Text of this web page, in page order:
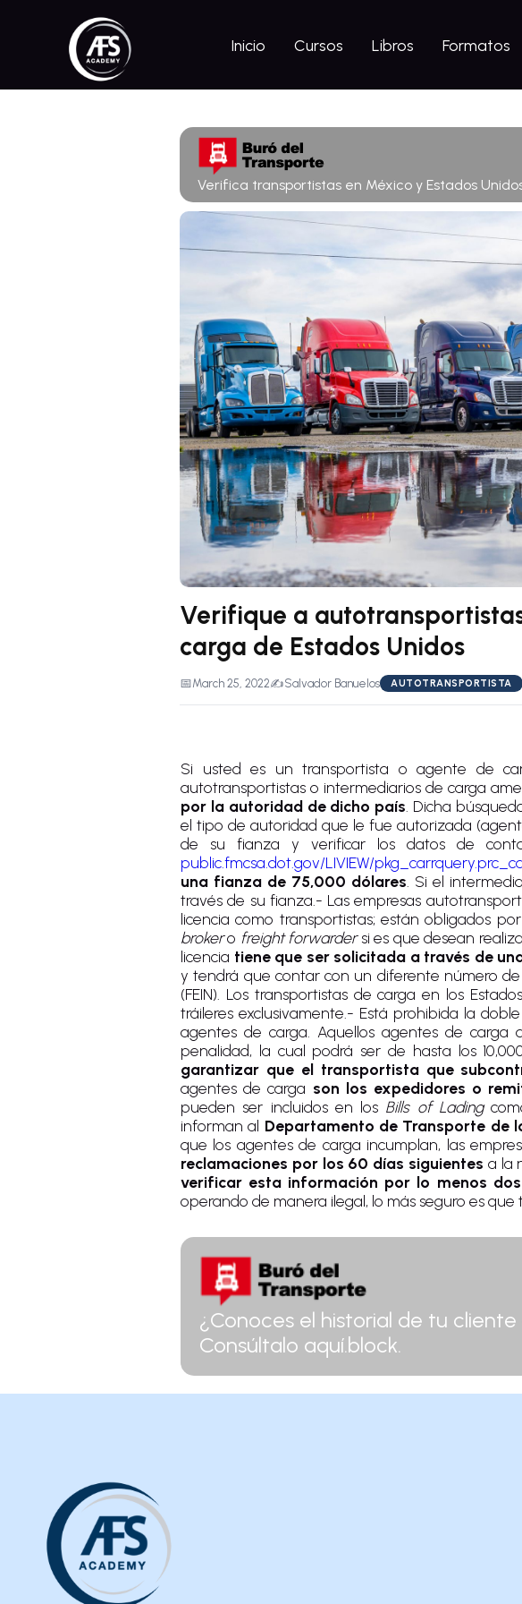
Inicio Cursos Libros Formatos
📅March 25, 2022✍️Salvador Banuelos AUTOTRANSPORTISTA
Verifica transportistas en México y Estados
Verifique a
carga de Estados Unidos
Si usted es un transportista o agente de
autotransportistas o intermediarios de carga
por la autoridad de dicho país . Dicha
el tipo de autoridad que le fue autorizada
de su fianza y verificar los datos de
public.fmcsa.dot.gov/LIVIEW/
una fianza de 75,000 dólares . Si el
través de su fianza.- Las empresas
licencia como transportistas; están obligados
brokero freight forwardersi es que desean
licencia tiene que ser solicitada a través de
y tendrá que contar con un diferente número
(FEIN). Los transportistas de carga en los
tráileres exclusivamente.- Está prohibida la
agentes de carga. Aquellos agentes de
penalidad, la cual podrá ser de hasta los
garantizar que el transportista que
agentes de carga son los expedidores o
pueden ser incluidos en los Bills of Lading
informan al Departamento de Transporte de
que los agentes de carga incumplan, las
reclamaciones por los 60 días siguientes a la
verificar esta información por lo menos
operando de manera ilegal, lo más seguro es
¿Conoces el historial de tu
Consúltalo aquí.block.